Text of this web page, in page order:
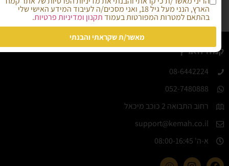
קמח הארץ
08-6442224​
052-7480888
רחוב התבואה 2 כוכב מיכאל
support@kemah.co.il
א-ה' 08:00-16:45​
הארץ, הנני מעל גיל 18, ואני מסכים/ה לעיבוד המידע האישי שלי
בהתאם למטרות המפורטות בעמודתקנון ומדיניות פרטיות.
מאשר/ת שקראתי והבנתי